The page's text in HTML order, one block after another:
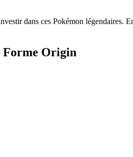
dans ces Pokémon légendaires.
Forme Origin